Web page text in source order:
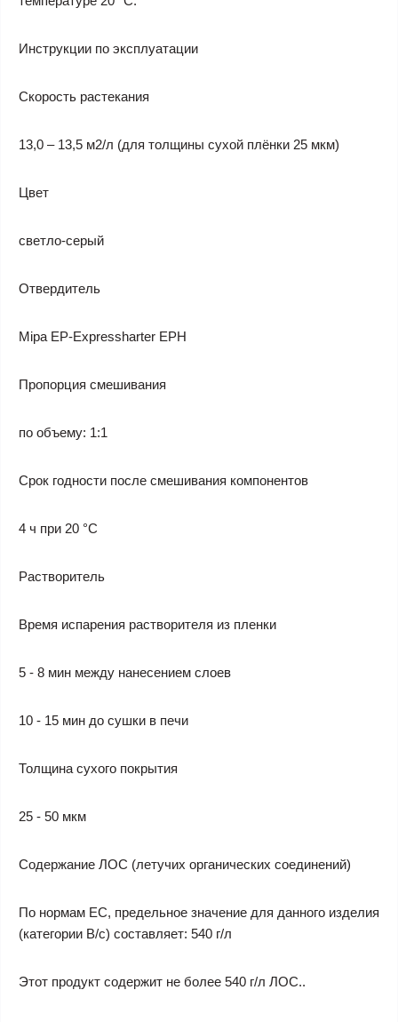
Инструкции по эксплуатации
Скорость растекания
13,0 – 13,5 м2/л (для толщины сухой плёнки 25 мкм)
Цвет
светло-серый
Отвердитель
Mipa EP-Expressharter EPH
Пропорция смешивания
по объему: 1:1
Срок годности после смешивания компонентов
4 ч при 20 °C
Растворитель
Время испарения растворителя из пленки
5 - 8 мин между нанесением слоев
10 - 15 мин до сушки в печи
Толщина сухого покрытия
25 - 50 мкм
Содержание ЛОС (летучих органических соединений)
По нормам ЕС, предельное значение для данного изделия
(категории B/c) составляет: 540 г/л
Этот продукт содержит не более 540 г/л ЛОС..